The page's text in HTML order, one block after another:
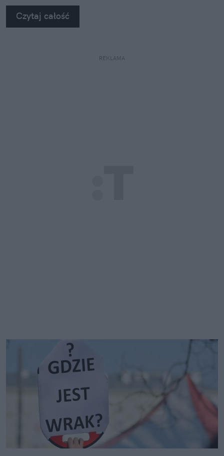
na własne oczy zobaczyć, jak profesjonaliści radzą
sobie z takimi uszkodzeniami.
Czytaj całość
REKLAMA